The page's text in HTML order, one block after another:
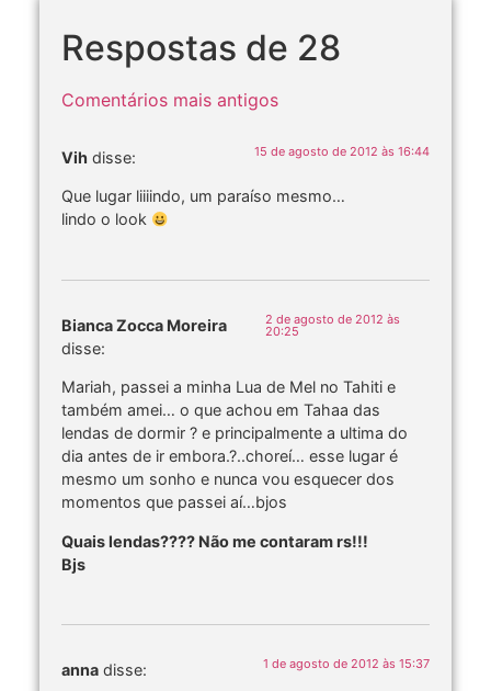
Respostas de 28
Comentários mais antigos
Vih disse: 15 de agosto de 2012 às 16:44
Que lugar liiiindo, um paraíso mesmo…
lindo o look
Bianca Zocca Moreira
disse:
2 de agosto de 2012 às
20:25
Mariah, passei a minha Lua de Mel no Tahiti e
também amei… o que achou em Tahaa das
lendas de dormir ? e principalmente a ultima do
dia antes de ir embora.?..choreí… esse lugar é
mesmo um sonho e nunca vou esquecer dos
momentos que passei aí…bjos
Quais lendas???? Não me contaram rs!!!
Bjs
anna disse: 1 de agosto de 2012 às 15:37